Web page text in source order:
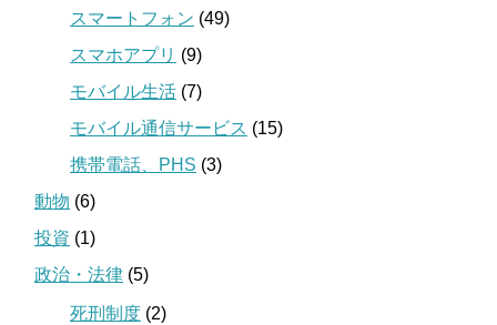
スマートフォン (49)
スマホアプリ (9)
モバイル生活 (7)
モバイル通信サービス (15)
携帯電話、PHS (3)
動物 (6)
投資 (1)
政治・法律 (5)
死刑制度 (2)